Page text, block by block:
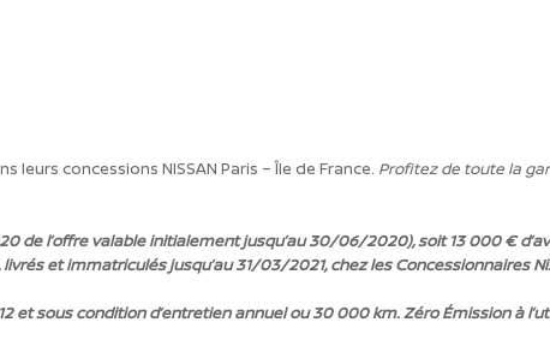
concessions NISSAN Paris – Île de France. Profitez de toute la
de l’offre valable initialement jusqu’au 30/06/2020), soit 13 000 €
et immatriculés jusqu’au 31/03/2021, chez les Concessionnaires
et sous condition d’entretien annuel ou 30 000 km. Zéro Émission à